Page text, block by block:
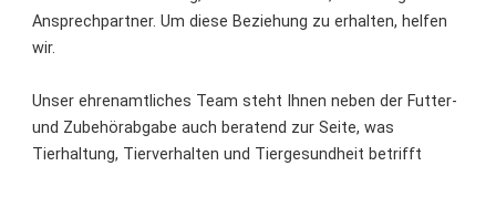
Ansprechpartner. Um diese Beziehung zu erhalten, helfen
wir.
Unser ehrenamtliches Team steht Ihnen neben der Futter-
und Zubehörabgabe auch beratend zur Seite, was
Tierhaltung, Tierverhalten und Tiergesundheit betrifft